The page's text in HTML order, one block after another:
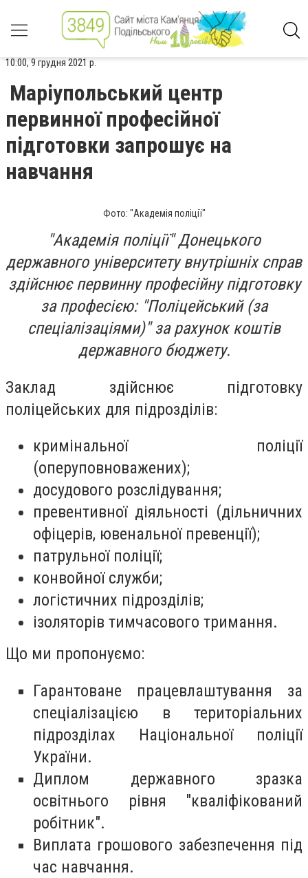
10:00, 9 грудня 2021 р.
Маріупольський центр
первинної професійної
підготовки запрошує на
навчання
Фото: "Академія поліції"
"Академія поліції" Донецького
державного університету внутрішніх справ
здійснює первинну професійну підготовку
за професією: "Поліцейський (за
спеціалізаціями)" за рахунок коштів
державного бюджету.
Заклад здійснює підготовку
поліцейських для підрозділів:
кримінальної поліції
(оперуповноважених);
досудового розслідування;
превентивної діяльності (дільничних
офіцерів, ювенальної превенції);
патрульної поліції;
конвойної служби;
логістичних підрозділів;
ізоляторів тимчасового тримання.
Що ми пропонуємо:
Гарантоване працевлаштування за
спеціалізацією в територіальних
підрозділах Національної поліції
України.
Диплом державного зразка
освітнього рівня "кваліфікований
робітник".
Виплата грошового забезпечення під
час навчання.